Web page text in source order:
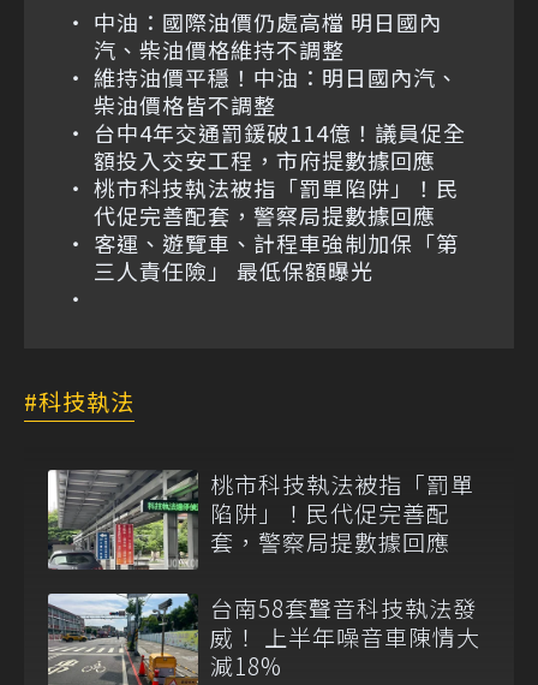
中油：國際油價仍處高檔 明日國內
汽、柴油價格維持不調整
維持油價平穩！中油：明日國內汽、
柴油價格皆不調整
台中4年交通罰鍰破114億！議員促全
額投入交安工程，市府提數據回應
桃市科技執法被指「罰單陷阱」！民
代促完善配套，警察局提數據回應
客運、遊覽車、計程車強制加保「第
三人責任險」 最低保額曝光
科技執法
桃市科技執法被指「罰單
陷阱」！民代促完善配
套，警察局提數據回應
台南58套聲音科技執法發
威！ 上半年噪音車陳情大
減18%